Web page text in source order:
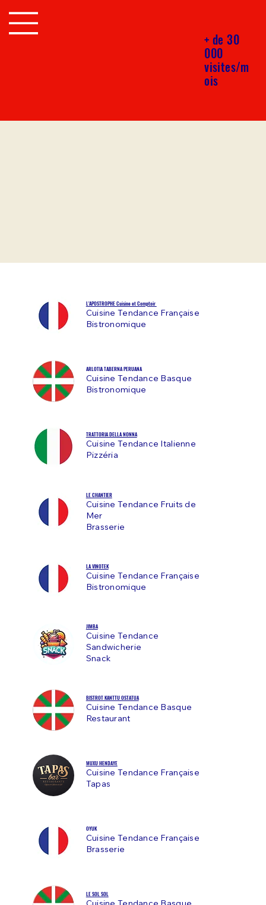
+ de 30
000
visites/m
ois
L'APOSTROPHE Cuisine et Comptoir
Cuisine Tendance Française
Bistronomique
ARLOTIA TABERNA PERUANA
Cuisine Tendance Basque
Bistronomique
TRATTORIA DELLA NONNA
Cuisine Tendance Italienne
Pizzéria
LE CHANTIER
Cuisine Tendance Fruits de
Mer
Brasserie
LA VINOTEK
Cuisine Tendance Française
Bistronomique
JIMBA
Cuisine Tendance
Sandwicherie
Snack
BISTROT KANTTU OSTATUA
Cuisine Tendance Basque
Restaurant
MUXU HENDAYE
Cuisine Tendance Française
Tapas
OYUK
Cuisine Tendance Française
Brasserie
LE SOL SOL